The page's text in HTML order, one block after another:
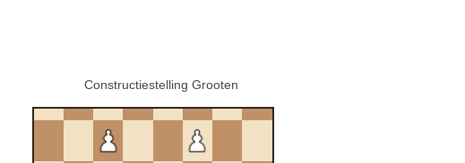
Constructiestelling Grooten